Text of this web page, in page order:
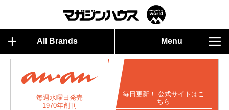
All Brands Menu
毎週水曜日発売
1970年創刊
毎日更新！ 公式サイトはこ
ちら